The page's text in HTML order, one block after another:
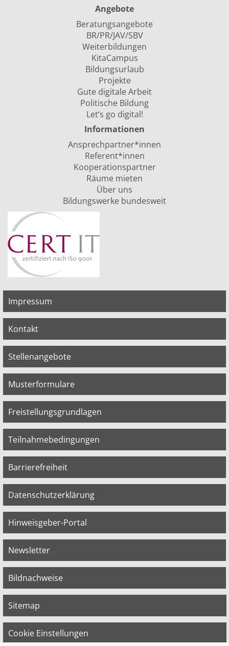
Angebote
Beratungsangebote
BR/PR/JAV/SBV
Weiterbildungen
KitaCampus
Bildungsurlaub
Projekte
Gute digitale Arbeit
Politische Bildung
Let‘s go digital!
Informationen
Ansprechpartner*innen
Referent*innen
Kooperationspartner
Räume mieten
Über uns
Bildungswerke bundesweit
Impressum
Kontakt
Stellenangebote
Musterformulare
Freistellungsgrundlagen
Teilnahmebedingungen
Barrierefreiheit
Datenschutzerklärung
Hinweisgeber-Portal
Newsletter
Bildnachweise
Sitemap
Cookie Einstellungen